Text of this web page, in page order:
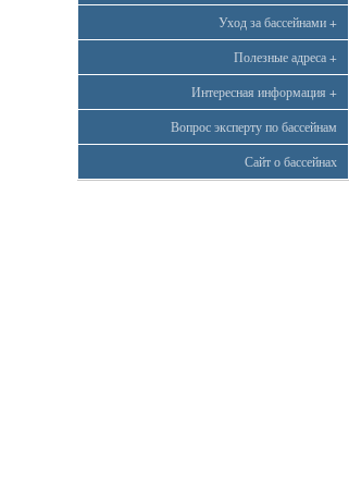
Уход за бассейнами +
Полезные адреса +
Интересная информация +
Вопрос эксперту по бассейнам
Сайт о бассейнах